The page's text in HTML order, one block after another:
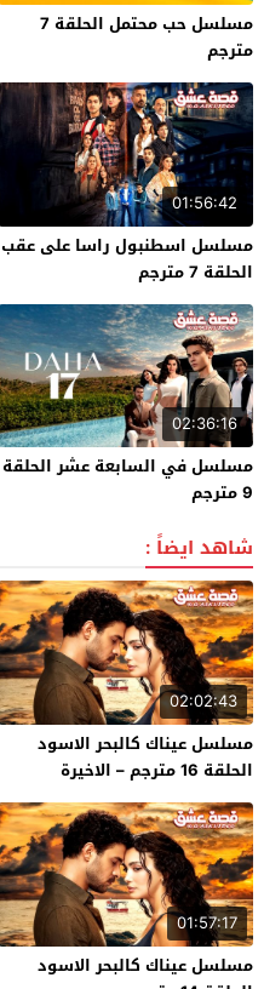
مسلسل حب محتمل الحلقة 7
مترجم
01:56:42
مسلسل اسطنبول راسا على عقب
الحلقة 7 مترجم
02:36:16
مسلسل في السابعة عشر الحلقة
9 مترجم
شاهد ايضاً :
02:02:43
مسلسل عيناك كالبحر الاسود
الحلقة 16 مترجم – الاخيرة
01:57:17
مسلسل عيناك كالبحر الاسود